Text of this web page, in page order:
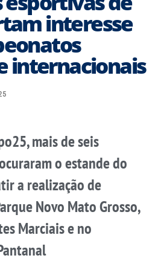
interesse
internacionais
mais de seis
o estande do
a realização de
Novo Mato Grosso,
Marciais e no